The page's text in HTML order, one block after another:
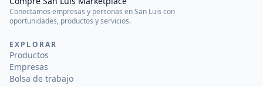
Conectamos empresas y personas en San Luis con
oportunidades, productos y servicios.
EXPLORAR
Productos
Empresas
Bolsa de trabajo